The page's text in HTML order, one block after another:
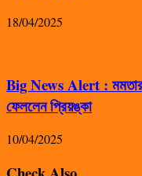
18/04/2025
Big News Alert : মমতার
ফেললেন প্রিয়ঙ্কা
10/04/2025